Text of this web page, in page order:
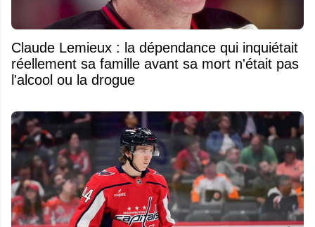
Claude Lemieux : la dépendance qui inquiétait
réellement sa famille avant sa mort n'était pas
l'alcool ou la drogue